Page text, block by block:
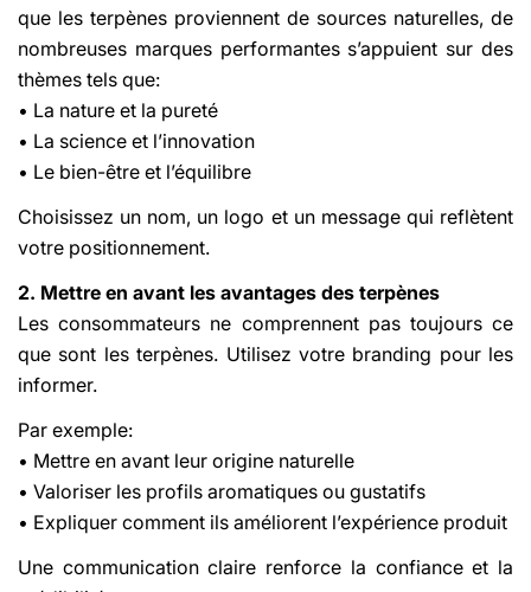
que les terpènes proviennent de sources naturelles, de
nombreuses marques performantes s’appuient sur des
thèmes tels que:
• La nature et la pureté
• La science et l’innovation
• Le bien-être et l’équilibre
Choisissez un nom, un logo et un message qui reflètent
votre positionnement.
2. Mettre en avant les avantages des terpènes
Les consommateurs ne comprennent pas toujours ce
que sont les terpènes. Utilisez votre branding pour les
informer.
Par exemple:
• Mettre en avant leur origine naturelle
• Valoriser les profils aromatiques ou gustatifs
• Expliquer comment ils améliorent l’expérience produit
Une communication claire renforce la confiance et la